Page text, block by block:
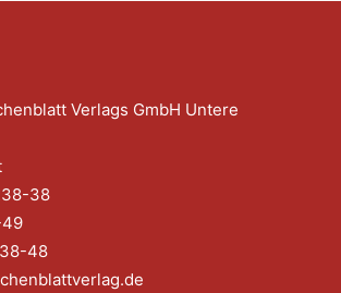
Verlags GmbH Untere
38
48